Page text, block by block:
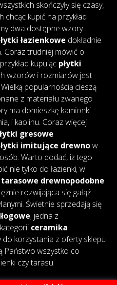
skończyły się czasy,
chcąc kupić na przykład
dwa dostępne wzory.
łazienkowe dokładnie
Coraz trudniej mówić o
kupując płytki
wzorów i rozmiarów jest
popularnością cieszą
z materiału zwanego
ma domieszkę kamionki
i kaolinu. Coraz więcej
gresowe
imitujące drewnow
Warto dodać, iż tego
nie tylko do łazienki, w
drewnopodobne.
rozwijająca się gałąź
Świetnie sprzedają się
, jedna z
ceramika
do korzystania z oferty sklepu
Państwo wszystko co
czy tarasu.